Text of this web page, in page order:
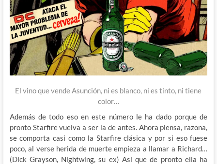
El vino que vende Asunción, ni es blanco, ni es tinto, ni tiene
color…
Además de todo eso en este número le ha dado porque de
pronto Starfire vuelva a ser la de antes. Ahora piensa, razona,
se comporta casi como la Starfire clásica y por si eso fuese
poco, al verse herida de muerte empieza a llamar a Richard…
(Dick Grayson, Nightwing, su ex) Así que de pronto ella ha